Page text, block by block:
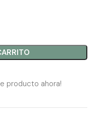
producto ahora!